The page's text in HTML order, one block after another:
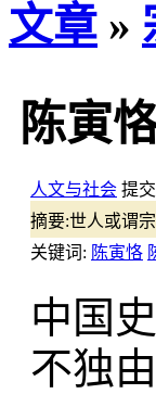
文章 »
陈寅
人文与社会 提交
摘要:世人或谓
关键词: 陈寅恪
中国
不独